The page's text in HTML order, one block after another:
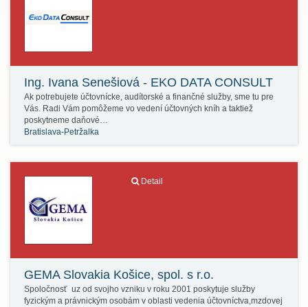
Ing. Ivana Senešiová - EKO DATA CONSULT
Ak potrebujete účtovnícke, audítorské a finančné služby, sme tu pre
Vás. Radi Vám pomôžeme vo vedení účtovných kníh a taktiež
poskytneme daňové…
Bratislava-Petržalka
Detail
GEMA Slovakia Košice, spol. s r.o.
Spoločnosť uz od svojho vzniku v roku 2001 poskytuje služby
fyzickým a právnickým osobám v oblasti vedenia účtovníctva,mzdovej